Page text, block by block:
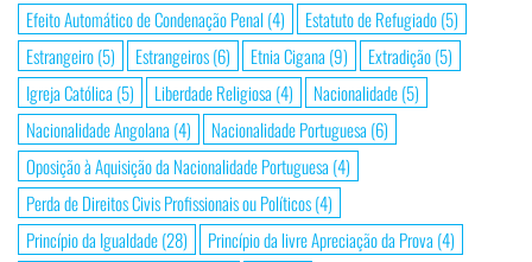
Efeito Automático de Condenação Penal (4) Estatuto de Refugiado(5)
Estrangeiro(5) Estrangeiros(6) Etnia Cigana (9) Extradição(5)
Igreja Católica (5) Liberdade Religiosa (4) Nacionalidade(5)
Nacionalidade Angolana (4) Nacionalidade Portuguesa (6)
Oposição à Aquisição da Nacionalidade Portuguesa (4)
Perda de Direitos Civis Profissionais ou Políticos(4)
Princípio da Igualdade(28) Princípio da livre Apreciação da Prova (4)